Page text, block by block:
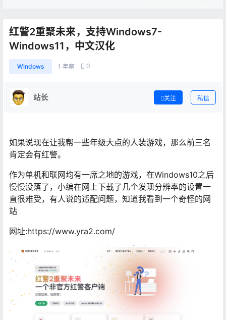
红警2重聚未来，支持Windows7-
Windows11，中文汉化
Windows 1 年前 0
站长 关注 私信
如果说现在让我帮一些年级大点的人装游戏，那么前三名
肯定会有红警。
作为单机和联网均有一席之地的游戏，在Windows10之后
慢慢没落了，小编在网上下载了几个发现分辨率的设置一
直很难受，有人说的适配问题，知道我看到一个奇怪的网
站
网址:https://www.yra2.com/